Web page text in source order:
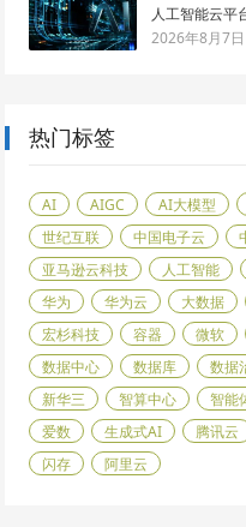
人工智能云平
2026年8月7日
热门标签
AI AIGC AI大模型
世纪互联
中国电子云
亚马逊云科技
人工智能
华为
华为云 大数据
宏杉科技
容器 微软
数据中心
数据库 数据
新华三
智算中心 智能
爱数
生成式AI 腾讯云
闪存
阿里云